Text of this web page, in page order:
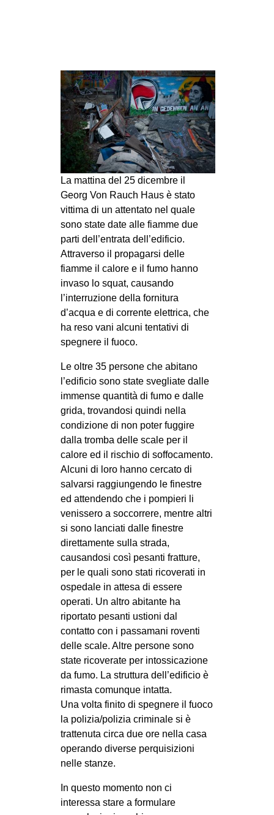
MUSICA
RECENSIONI
INTERNAZIONALE
AFRICA
AMERICHE
ESTREMO ORIENTE
MEDIO ORIENTE
MONDO
EVENTI
in
tw
bsky
ms
SEARCH
La mattina del 25 dicembre il
Georg Von Rauch Haus è stato
vittima di un attentato nel quale
sono state date alle fiamme due
parti dell’entrata dell’edificio.
Attraverso il propagarsi delle
fiamme il calore e il fumo hanno
invaso lo squat, causando
l’interruzione della fornitura
d’acqua e di corrente elettrica, che
ha reso vani alcuni tentativi di
spegnere il fuoco.
Le oltre 35 persone che abitano
l’edificio sono state svegliate dalle
immense quantità di fumo e dalle
grida, trovandosi quindi nella
condizione di non poter fuggire
dalla tromba delle scale per il
calore ed il rischio di soffocamento.
Alcuni di loro hanno cercato di
salvarsi raggiungendo le finestre
ed attendendo che i pompieri li
venissero a soccorrere, mentre altri
si sono lanciati dalle finestre
direttamente sulla strada,
causandosi così pesanti fratture,
per le quali sono stati ricoverati in
ospedale in attesa di essere
operati. Un altro abitante ha
riportato pesanti ustioni dal
contatto con i passamani roventi
delle scale. Altre persone sono
state ricoverate per intossicazione
da fumo. La struttura dell’edificio è
rimasta comunque intatta.
Una volta finito di spegnere il fuoco
la polizia/polizia criminale si è
trattenuta circa due ore nella casa
operando diverse perquisizioni
nelle stanze.
In questo momento non ci
interessa stare a formulare